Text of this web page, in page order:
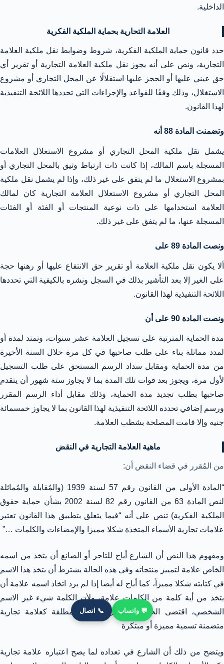
الداخلية.
العلامة التحارية بحماية الملكية الفكرية
حدد قانون حماية الملكية الفكرية، شروط وضوابط نقل ملكية العلامة
التجارية، ونص على أنه يجوز نقل ملكية العلامة التجارية أو تقرير أي
حق عيني عليها أو الحجز عليها استقلالًا عن المحل التجاري أو مشروع
الاستغلال، وذلك وفقًا للقواعد والإجراءات التي تحددها اللائحة التنفيذية
لهذا القانون.
وتضمنت المادة 88 أنه
يشمل نقل ملكية المحل التجاري أو مشروع الاستغلال العلامات
المسجلة باسم المالك، إذا كانت ذات ارتباط وثيق بالمحل التجاري أو
بمشروع الاستغلال ما لم يتفق على غير ذلك، وإذا لم يشمل نقل ملكية
المحل التجاري أو مشروع الاستغلال العلامة التجارية كان لمالك
العلامة استخدامها على ذات نوعية المنتجات أو الفئة أو الفئات
المسجلة عنها، ما لم يتفق على غير ذلك.
ونصت المادة 89 على
ألا يكون نقل ملكية العلامة أو تقرير حق الانتفاع عليها أو رهنها حجة
على الغير إلا بعد التأشير بذلك في السجل ونشره بالكيفية التي تحددها
اللائحة التنفيذية لهذا القانون.
ونصت المادة 90 على أن
مدة الحماية المترتبة على تسجيل العلامة عشر سنوات، وتمتد لمدة أو
لمدد مماثلة بناء على طلب صاحبها في كل مرة خلال السنة الأخيرة
من مدة الحماية ومقابل سداد الرسم المستحق على طلب التسجيل
لأول مرة، ويجوز بعد فوات تلك المدة بما لا يجاوز ستة شهور أن يتقدم
صاحبها بطلب تجديد مدة الحماية، وذلك مقابل أداء الرسم المقرر
ورسم إضافي تحدده اللائحة التنفيذية لهذا القانون بما لا يجاوز خمسمائة
جنيه وإلا قامت المصلحة بشطب العلامة.
ماهية العلامة التجارية في النقض
من المُقرر في قضاء النقض أن:
“المادة الأولى من القانون رقم 57 لسنة 1939 (والمُقابلة والمُماثلة
لنص المادة 63 من القانون رقم 82 لسنة 2002 بشأن حماية حقوق
الملكية الفكرية) تنص على أنه “فيما يتعلق بتطبيق هذا القانون تعتبر
علامات تجارية الأسماء المتخذة شكلا مميزا والإمضاءات والكلمات …”
ومفهوم هذا النص أن الشارع أباح للتاجر أو الصانع أن يتخذ من اسمه
الخاص علامة لتمييز منتجاته وفى هذه الحالة يشترط أن يتخذ هذا الاسم
في كتابته شكلا مميزاً، كما أباح له أيضا إذا لم يرد اتخاذ اسمه علامة أن
يتخذ من أية كلمة من الكلمات علامة، ولأن الكلمة شيء غير الاسم
الشخصي، اقتضى الحال أن تكون الكلمة المطلقة كعلامة تجارية
متضمنة تسمية مميزة أو مبتكرة
ويتضح من ذلك أن الشارع في تعداده لما يصح اعتباره علامة تجارية
💬 واتساب 📞 اتصال